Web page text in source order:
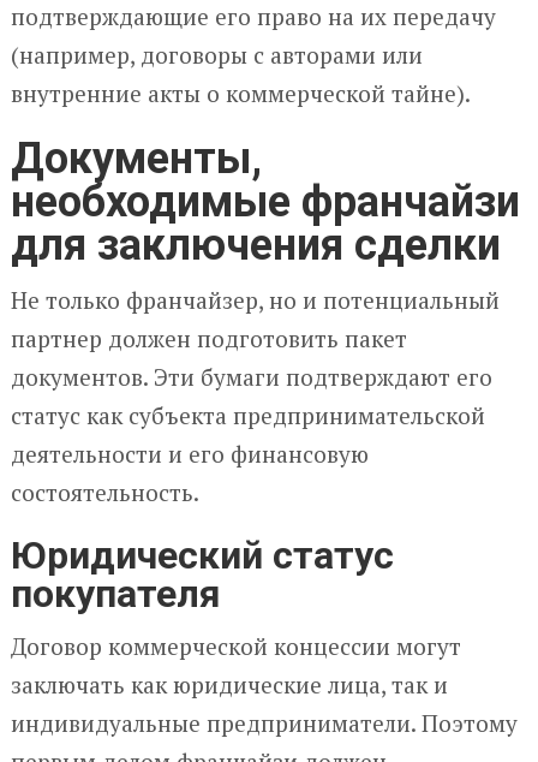
подтверждающие его право на их передачу
(например, договоры с авторами или
внутренние акты о коммерческой тайне).
Документы,
необходимые франчайзи
для заключения сделки
Не только франчайзер, но и потенциальный
партнер должен подготовить пакет
документов. Эти бумаги подтверждают его
статус как субъекта предпринимательской
деятельности и его финансовую
состоятельность.
Юридический статус
покупателя
Договор коммерческой концессии могут
заключать как юридические лица, так и
индивидуальные предприниматели. Поэтому